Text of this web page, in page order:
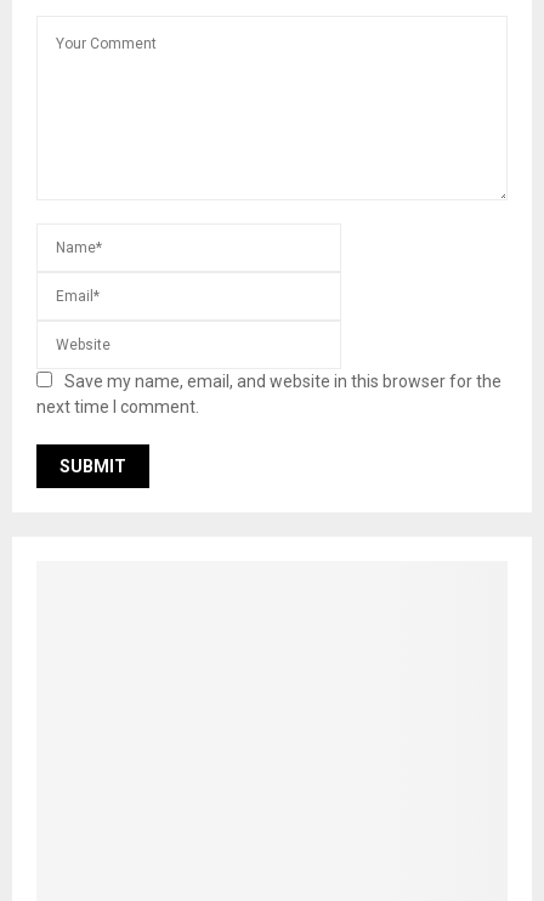
Save my name, email, and website in this browser for the
next time I comment.